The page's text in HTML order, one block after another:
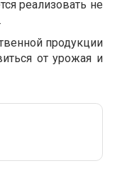
реализовать не
продукции
от урожая и